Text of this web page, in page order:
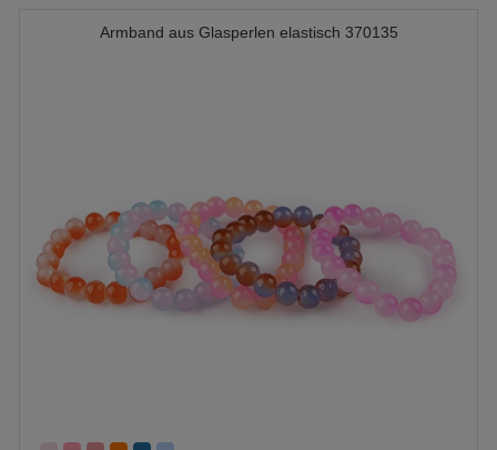
Armband aus Glasperlen elastisch 370135